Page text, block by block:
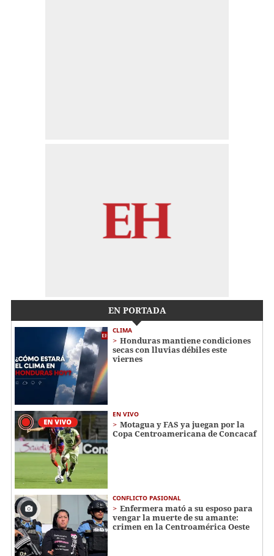
EN PORTADA
CLIMA
Honduras mantiene condiciones
secas con lluvias débiles este
viernes
EN VIVO
Motagua y FAS ya juegan por la
Copa Centroamericana de Concacaf
CONFLICTO PASIONAL
Enfermera mató a su esposo para
vengar la muerte de su amante:
crimen en la Centroamérica Oeste